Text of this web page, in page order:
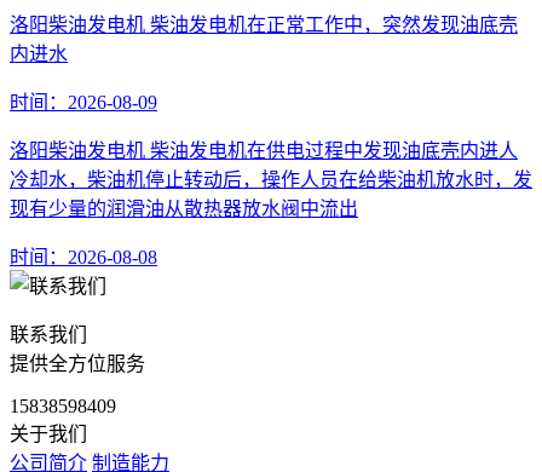
洛阳柴油发电机 柴油发电机在正常工作中，突然发现油底壳
内进水
时间：2026-08-09
洛阳柴油发电机 柴油发电机在供电过程中发现油底壳内进人
冷却水，柴油机停止转动后，操作人员在给柴油机放水时，发
现有少量的润滑油从散热器放水阀中流出
时间：2026-08-08
联系我们
提供全方位服务
15838598409
关于我们
公司简介 制造能力